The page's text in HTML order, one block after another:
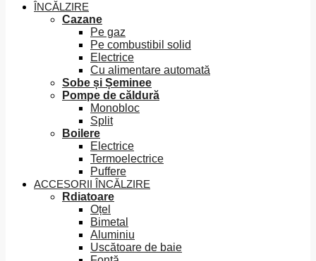
ÎNCĂLZIRE
Cazane
Pe gaz
Pe combustibil solid
Electrice
Cu alimentare automată
Sobe și Șeminee
Pompe de căldură
Monobloc
Split
Boilere
Electrice
Termoelectrice
Puffere
ACCESORII ÎNCĂLZIRE
Rdiatoare
Oțel
Bimetal
Aluminiu
Uscătoare de baie